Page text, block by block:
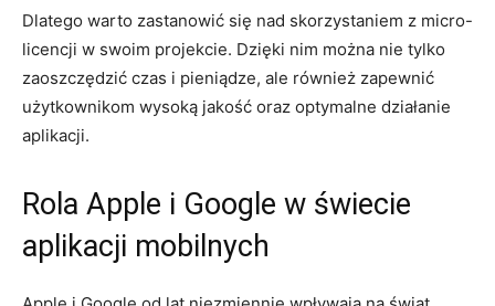
Dlatego warto zastanowić się nad skorzystaniem z micro-
licencji w swoim projekcie.⁣ Dzięki nim można nie tylko
zaoszczędzić czas i pieniądze, ale również zapewnić
użytkownikom⁤ wysoką ⁢jakość oraz optymalne działanie
aplikacji.
Rola Apple i Google w świecie
aplikacji ​mobilnych